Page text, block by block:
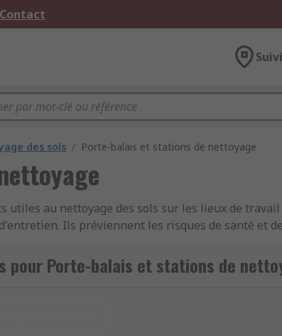
des sols / Porte-balais et stations de nettoyage
au nettoyage des sols sur les lieux de
Ils préviennent les risques de santé et
Pro.
utilisés pour l'entretien des sols, voire
pour Porte-balais et stations de